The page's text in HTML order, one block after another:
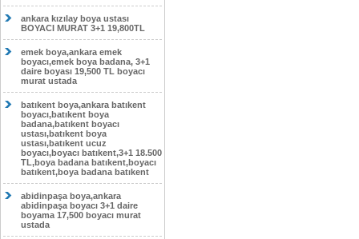
ankara kızılay boya ustası
BOYACI MURAT 3+1 19,800TL
emek boya,ankara emek
boyacı,emek boya badana, 3+1
daire boyası 19,500 TL boyacı
murat ustada
batıkent boya,ankara batıkent
boyacı,batıkent boya
badana,batıkent boyacı
ustası,batıkent boya
ustası,batıkent ucuz
boyacı,boyacı batıkent,3+1 18.500
TL,boya badana batıkent,boyacı
batıkent,boya badana batıkent
abidinpaşa boya,ankara
abidinpaşa boyacı 3+1 daire
boyama 17,500 boyacı murat
ustada